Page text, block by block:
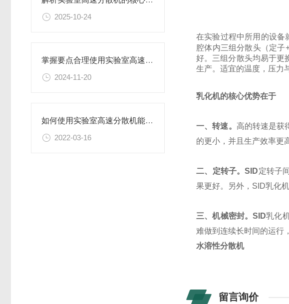
2025-10-24
掌握要点合理使用实验室高速分散机
2024-11-20
如何使用实验室高速分散机能保证其良好工作状态？
2022-03-16
在实验过程中所用的设备
腔体内三组分散头（定
好。三组分散头均易于更
生产。适宜的温度，压力
乳化机的核心优势在于
一、转速。 高的转速是获
的更小，并且生产效率更
二、定转子。SID定转子
果更好。另外，SID乳化
三、机械密封。SID乳化
难做到连续长时间的运行
水溶性分散机
留言询价